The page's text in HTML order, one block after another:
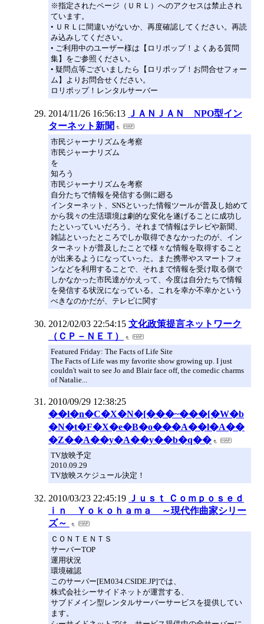
※指定されたページ（ＵＲＬ）へのアクセスは禁止され
ています。
• ＵＲＬに間違いがないか、再度確認してください。再読
み込みしてください。
• ご利用中のユーザー様は【ロリポップ！よくある質問
集】をご参照ください。
• 疑問点等ございましたら【ロリポップ！お問合せフォー
ム】よりお問合せください。
ロリポップ！レンタルサーバー
2014/11/26 16:56:13 ＪＡＮＪＡＮ NPO型イン
ターネット新聞
市民ジャーナリズムを考察
市民ジャーナリズム
を
知ろう
市民ジャーナリズムを考察
自分たちで情報を発信する側に廻る
インターネット、SNSといった情報ツールが普及し始めて
から我々の生活環境は劇的な変化を遂げることに成功し
たといっていいだろう。それまで情報はテレビや新聞、
雑誌といったところでしか取得できなかったのが、イン
ターネットが普及したことで様々な情報を取得すること
が出来るようになっていった。また携帯やスマートフォ
ンなどを利用することで、それまで情報を受け取る側で
しかなかった市民達がかえって、今度は自分たちで情報
を発信する状況になっている。これを幸か不幸かという
べきなのかだが、テレビに関す
2012/02/03 22:54:15 文化政策提言ネットワーク
（ＣＰ－ＮＥＴ）
Featured Friday: The Facts of Life Site
The Facts of Life was my favorite show growing up. I just
couldn't wait to see Jo and Blair face off, the comedic charms
of Natalie...
2010/09/29 12:38:25
��l�n�C�X�N�[���~���[�W�b
�N�t�F�X�e�B�o���A��l�A��
�Z��A��y�A��y��b�q��
TV放映予定
2010.09.29
TV放映スケジュール決定！
2010/03/23 22:45:19 Ｊｕｓｔ Ｃｏｍｐｏｓｅｄ
ｉｎ Ｙｏｋｏｈａｍａ ～現代作曲家シリー
ズ～
ＣＯＮＴＥＮＴＳ
サーバーTOP
運用状況
環境確認
このサーバー[EM034.CSIDE.JP]では、
株式会社シーサイドネットが運営する、
サブドメイン型レンタルサーバーサービスを提供してい
ます。